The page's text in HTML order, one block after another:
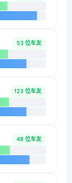
53 位车友
123 位车友
48 位车友